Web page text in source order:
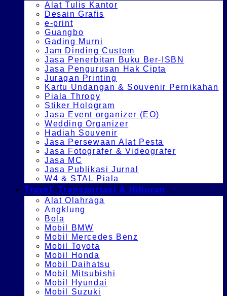
Alat Tulis Kantor
Desain Grafis
e-print
Guangbo
Gading Murni
Jam Dinding Custom
Jasa Penerbitan Buku Ber-ISBN
Jasa Pengurusan Hak Cipta
Juragan Printing
Kartu Undangan & Souvenir Pernikahan
Piala Thropy
Stiker Hologram
Jasa Event organizer (EO)
Wedding Organizer
Hadiah Souvenir
Jasa Persewaan Alat Pesta
Jasa Fotografer & Videografer
Jasa MC
Jasa Publikasi Jurnal
W4 & STAL Piala
Travel, Transportasi & Hiburan
Alat Olahraga
Angklung
Bola
Mobil BMW
Mobil Mercedes Benz
Mobil Toyota
Mobil Honda
Mobil Daihatsu
Mobil Mitsubishi
Mobil Hyundai
Mobil Suzuki